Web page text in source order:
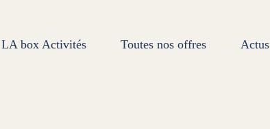
LA box Activités Toutes nos offres Actus